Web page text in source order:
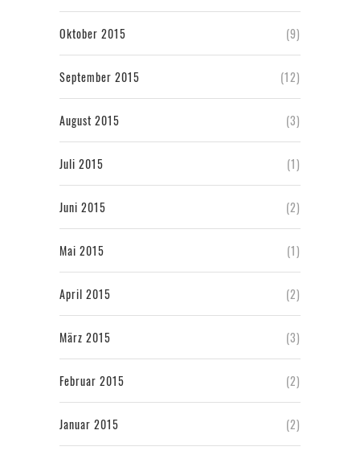
Oktober 2015 (9)
September 2015 (12)
August 2015 (3)
Juli 2015 (1)
Juni 2015 (2)
Mai 2015 (1)
April 2015 (2)
März 2015 (3)
Februar 2015 (2)
Januar 2015 (2)